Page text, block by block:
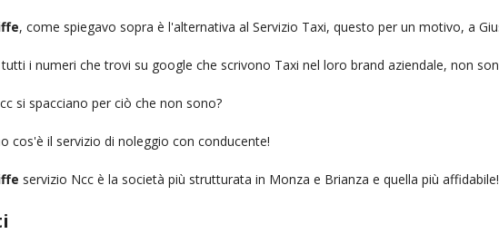
, come spiegavo sopra è l'alternativa al Servizio Taxi, questo per un motivo, a
i numeri che trovi su google che scrivono Taxi nel loro brand aziendale, non
si spacciano per ciò che non sono?
cos'è il servizio di noleggio con conducente!
servizio Ncc è la società più strutturata in Monza e Brianza e quella più affidabile!